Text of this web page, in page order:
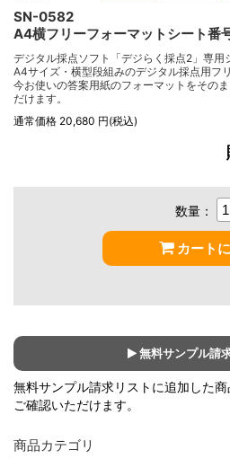
SN-0582
A4横フリーフォーマットシート番
デジタル採点ソフト「デジらく採点2」専用
A4サイズ・横型段組みのデジタル採点用フ
今お使いの答案用紙のフォーマットをその
だけます。
通常価格 20,680 円(税込)
数量：
カート
無料サンプル請
無料サンプル請求リストに追加した商
ご確認いただけます。
商品カテゴリ